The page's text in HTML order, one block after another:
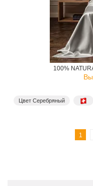
100%
Цвет Cеребряный
1